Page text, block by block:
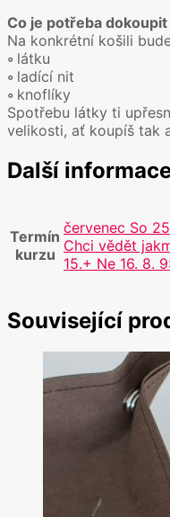
Co je potřeba dokoupit
Na konkrétní košili
◦ látku
◦ ladící nit
◦ knoflíky
Spotřebu látky ti
velikosti, ať koupíš tak
Další
Termín
kurzu
červenec So
Chci vědět
15.+ Ne 16. 8.
Související